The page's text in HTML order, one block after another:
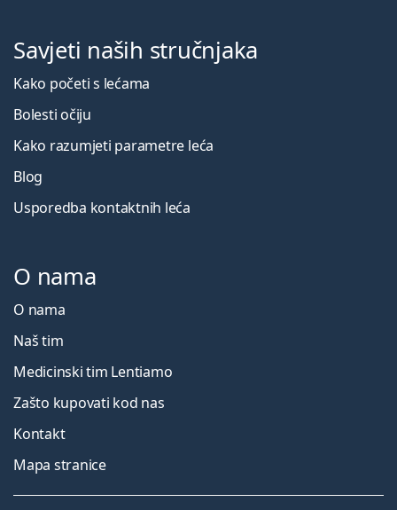
Savjeti naših stručnjaka
Kako početi s lećama
Bolesti očiju
Kako razumjeti parametre leća
Blog
Usporedba kontaktnih leća
O nama
O nama
Naš tim
Medicinski tim Lentiamo
Zašto kupovati kod nas
Kontakt
Mapa stranice